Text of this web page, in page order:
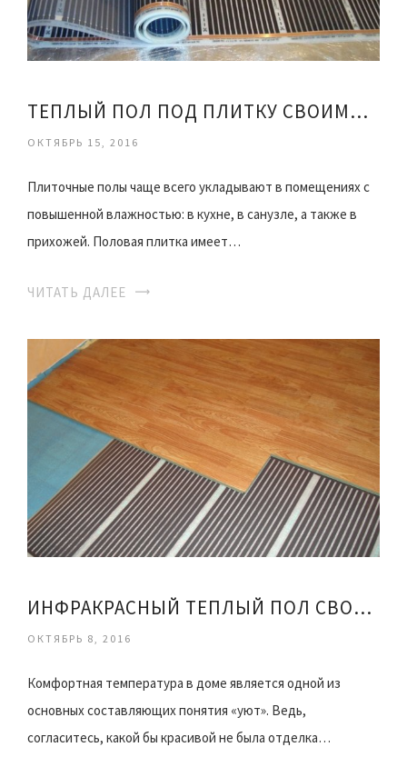
ТЕПЛЫЙ ПОЛ ПОД ПЛИТКУ СВОИМИ РУКАМИ
ОКТЯБРЬ 15, 2016
Плиточные полы чаще всего укладывают в помещениях с
повышенной влажностью: в кухне, в санузле, а также в
прихожей. Половая плитка имеет…
ЧИТАТЬ ДАЛЕЕ
ИНФРАКРАСНЫЙ ТЕПЛЫЙ ПОЛ СВОИМИ РУКАМИ
ОКТЯБРЬ 8, 2016
Комфортная температура в доме является одной из
основных составляющих понятия «уют». Ведь,
согласитесь, какой бы красивой не была отделка…